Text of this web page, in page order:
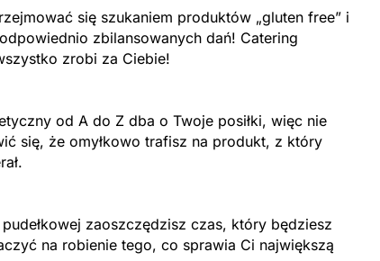
się szukaniem produktów „gluten free” i
zbilansowanych dań! Catering
zrobi za Ciebie!
od A do Z dba o Twoje posiłki, więc nie
się, że omyłkowo trafisz na produkt, z który
zaoszczędzisz czas, który będziesz
na robienie tego, co sprawia Ci największą